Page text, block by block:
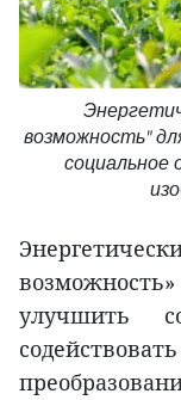
возможность"
социальное
улучшить